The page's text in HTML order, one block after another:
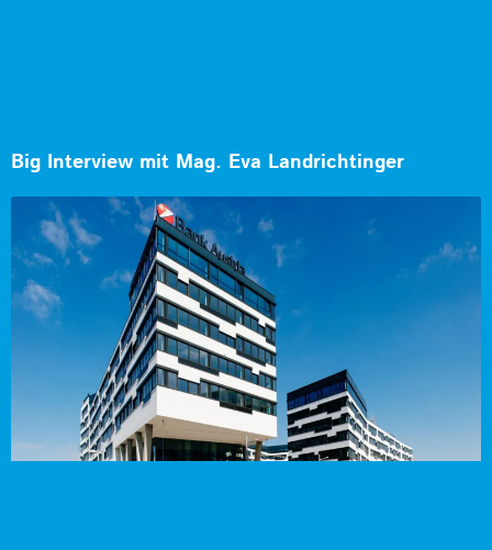
Big Interview mit Mag. Eva Landrichtinger